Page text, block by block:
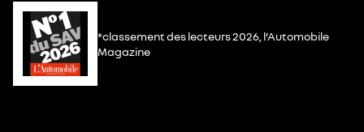
*classement des lecteurs 2026, l’Automobile
Magazine